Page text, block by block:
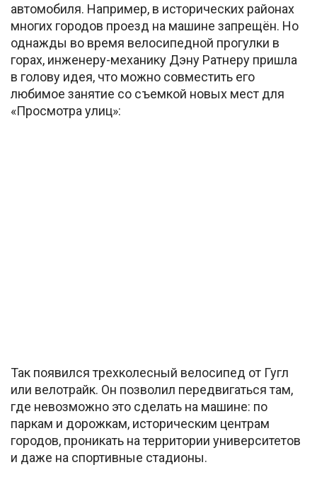
автомобиля. Например, в исторических районах
многих городов проезд на машине запрещён. Но
однажды во время велосипедной прогулки в
горах, инженеру-механику Дэну Ратнеру пришла
в голову идея, что можно совместить его
любимое занятие со съемкой новых мест для
«Просмотра улиц»:
Так появился трехколесный велосипед от Гугл
или велотрайк. Он позволил передвигаться там,
где невозможно это сделать на машине: по
паркам и дорожкам, историческим центрам
городов, проникать на территории университетов
и даже на спортивные стадионы.